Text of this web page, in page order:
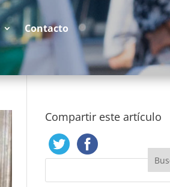
Contacto
Compartir este artículo